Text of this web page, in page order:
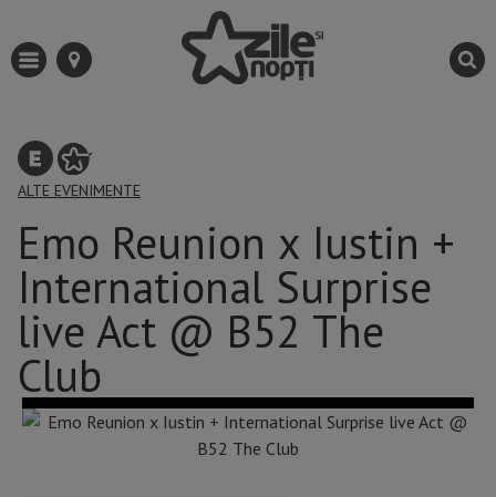
ALTE EVENIMENTE
Emo Reunion x Iustin +
International Surprise
live Act @ B52 The
Club